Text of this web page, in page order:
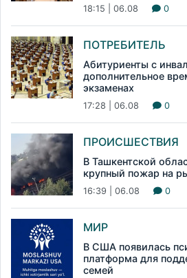
18:15 | 06.08 0
ПОТРЕБИТЕЛЬ
Абитуриенты с
дополнительное
экзаменах
17:28 | 06.08 0
ПРОИСШЕСТВИЯ
В Ташкентской
крупный пожар на
16:39 | 06.08 0
МИР
В США появилась
платформа для
семей